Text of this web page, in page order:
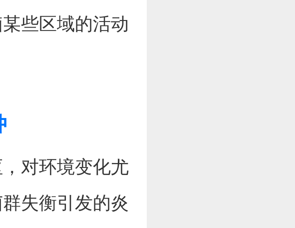
些区域的活动
对环境变化尤
失衡引发的炎